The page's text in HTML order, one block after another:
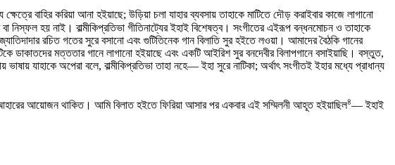
বাহির করিয়া আনা হইয়াছে; উড়িয়া চলা যাহার ব্যবসায় তাহাকে মাটিতে দৌড় করাইবার কাজে লাগানো
নিস্ফল হয় নাই। বাল্মীকিপ্রতিভা গীতিনাট্যের ইহাই বিশেষত্ব। সংগীতের এইরূপ বন্ধনমোচন ও তাহাকে
রচিত গতের সুরে বসানো এবং গুটিতিনেক গান বিলাতি সুর হইতে লওয়া। আমাদের বৈঠকি গানের
মত্ততার গানে লাগানো হইয়াছে এবং একটি আইরিশ সুর বনদেবীর বিলাপগানে বসাইয়াছি। বস্তুত,
যাহাকে অপেরা বলে, বাল্মীকিপ্রতিভা তাহা নহে— ইহা সুরে নাটিকা; অর্থাৎ সংগীতই ইহার মধ্যে প্রাধান্য
আয়োজন থাকিত। আমি বিলাত হইতে ফিরিয়া আসার পর একবার এই সম্মিলনী আহূত হইয়াছিল৪— ইহাই